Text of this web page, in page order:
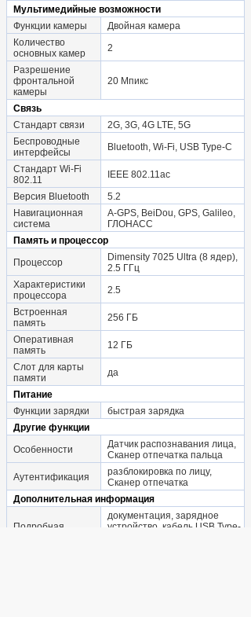
Мультимедийные возможности
Функции камеры
Двойная камера
Количество
основных камер
2
Разрешение
фронтальной
камеры
20 Мпикс
Связь
Стандарт связи
2G, 3G, 4G LTE, 5G
Беспроводные
интерфейсы
Bluetooth, Wi-Fi, USB Type-C
Стандарт Wi-Fi
802.11
IEEE 802.11ac
Версия Bluetooth
5.2
Навигационная
система
A-GPS, BeiDou, GPS, Galileo,
ГЛОНАСС
Память и процессор
Процессор
Dimensity 7025 Ultra (8 ядер),
2.5 ГГц
Характеристики
процессора
2.5
Встроенная
память
256 ГБ
Оперативная
память
12 ГБ
Слот для карты
памяти
да
Питание
Функции зарядки
быстрая зарядка
Другие функции
Особенности
Датчик распознавания лица,
Сканер отпечатка пальца
Аутентификация
разблокировка по лицу,
Сканер отпечатка
Дополнительная информация
Подробная
документация, зарядное
устройство, кабель USB Type-